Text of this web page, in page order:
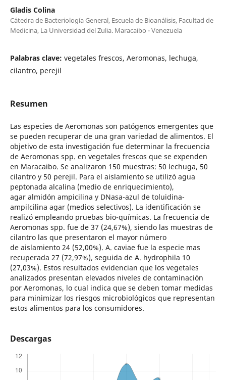
Gladis Colina
Cátedra de Bacteriología General, Escuela de Bioanálisis, Facultad de
Medicina, La Universidad del Zulia. Maracaibo - Venezuela
Palabras clave: vegetales frescos, Aeromonas, lechuga,
cilantro, perejil
Resumen
Las especies de Aeromonas son patógenos emergentes que
se pueden recuperar de una gran variedad de alimentos. El
objetivo de esta investigación fue determinar la frecuencia
de Aeromonas spp. en vegetales frescos que se expenden
en Maracaibo. Se analizaron 150 muestras: 50 lechuga, 50
cilantro y 50 perejil. Para el aislamiento se utilizó agua
peptonada alcalina (medio de enriquecimiento),
agar almidón ampicilina y DNasa-azul de toluidina-
ampilcilina agar (medios selectivos). La identificación se
realizó empleando pruebas bio-químicas. La frecuencia de
Aeromonas spp. fue de 37 (24,67%), siendo las muestras de
cilantro las que presentaron el mayor número
de aislamiento 24 (52,00%). A. caviae fue la especie mas
recuperada 27 (72,97%), seguida de A. hydrophila 10
(27,03%). Estos resultados evidencian que los vegetales
analizados presentan elevados niveles de contaminación
por Aeromonas, lo cual indica que se deben tomar medidas
para minimizar los riesgos microbiológicos que representan
estos alimentos para los consumidores.
Descargas